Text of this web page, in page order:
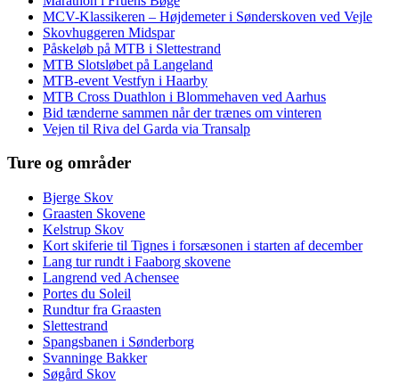
MCV-Klassikeren – Højdemeter i Sønderskoven ved Vejle
Skovhuggeren Midspar
Påskeløb på MTB i Slettestrand
MTB Slotsløbet på Langeland
MTB-event Vestfyn i Haarby
MTB Cross Duathlon i Blommehaven ved Aarhus
Bid tænderne sammen når der trænes om vinteren
Vejen til Riva del Garda via Transalp
Ture og områder
Bjerge Skov
Graasten Skovene
Kelstrup Skov
Kort skiferie til Tignes i forsæsonen i starten af december
Lang tur rundt i Faaborg skovene
Langrend ved Achensee
Portes du Soleil
Rundtur fra Graasten
Slettestrand
Spangsbanen i Sønderborg
Svanninge Bakker
Søgård Skov